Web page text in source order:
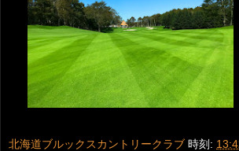
北海道ブルックスカントリークラブ 時刻: